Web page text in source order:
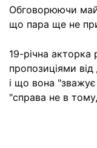
Обговорюючи
що пара ще не
19-річна акторка
пропозиціями від
і що вона
"справа не в